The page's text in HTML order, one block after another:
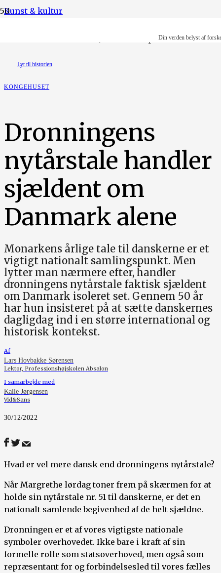
Din verden belyst af
Kunst & kultur
Foto: Bent K Rasmussen/Ritzau Scanpix.
Lyt til historien
KONGEHUSET
Dronningens
nytårstale handler
sjældent om
Danmark alene
Monarkens årlige tale til danskerne er et
vigtigt nationalt samlingspunkt. Men
lytter man nærmere efter, handler
dronningens nytårstale faktisk sjældent
om Danmark isoleret set. Gennem 50 år
har hun insisteret på at sætte danskernes
dagligdag ind i en større international og
historisk kontekst.
Af
Lars Hovbakke Sørensen
Lektor, Professionshøjskolen Absalon
I samarbejde med
Kalle Jørgensen
Vid&Sans
30/12/2022
Hvad er vel mere dansk end dronningens nytårstale?
Når Margrethe lørdag toner frem på skærmen for at
holde sin nytårstale nr. 51 til danskerne, er det en
nationalt samlende begivenhed af de helt sjældne.
Dronningen er et af vores vigtigste nationale
symboler overhovedet. Ikke bare i kraft af sin
formelle rolle som statsoverhoved, men også som
repræsentant for og forbindelsesled til vores fælles